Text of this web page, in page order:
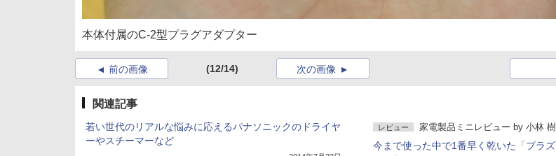
本体付属のC-2型プラグアダプター
前の画像 (12/14) 次の画像
関連記事
若い世代のリアルな悩みに応えるパナソニックのドライヤ
ーやスチーマーなど
レビュー 家電製品ミニレビュー by 小林 樹
今まで使った中で1番早く乾いた「プラ